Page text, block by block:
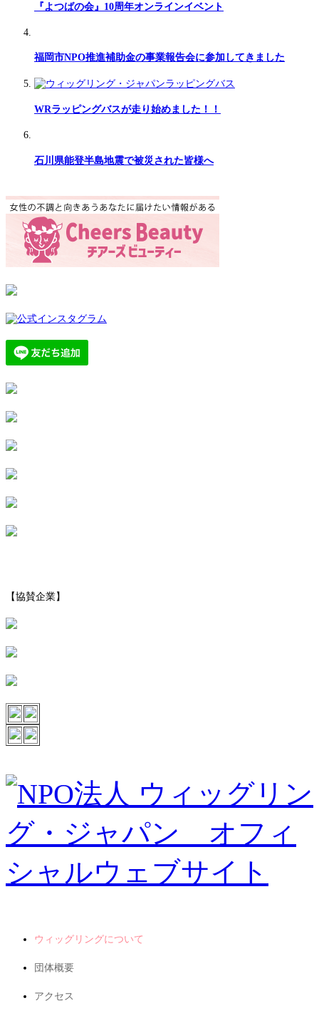
『よつばの会』10周年オンラインイベント
福岡市NPO推進補助金の事業報告会に参加してきました
WRラッピングバスが走り始めました！！
石川県能登半島地震で被災された皆様へ
【協賛企業】
ウィッグリングについて
団体概要
アクセス